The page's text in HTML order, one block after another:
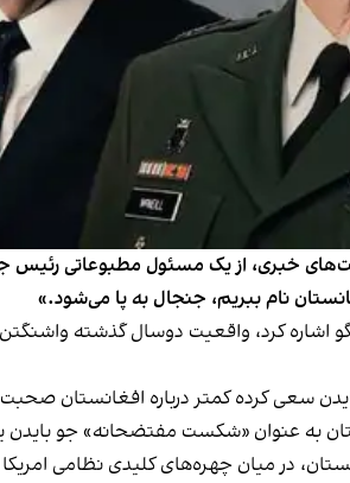
خبری، از یک مسئول مطبوعاتی رئیس
نام ببریم، جنجال به پا می‌شود.»
اشاره کرد، واقعیت دوسال گذشته واشنگتن
سعی کرده‌ کمتر درباره افغانستان
به عنوان «شکست مفتضحانه» جو
در میان چهره‌های کلیدی نظامی امریکا